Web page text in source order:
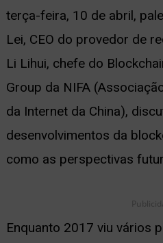
terça-feira, 10 de abril,
Lei, CEO do provedor de
Li Lihui, chefe do
Group da NIFA
da Internet da China),
desenvolvimentos da
como as perspectivas
Enquanto 2017 viu vários